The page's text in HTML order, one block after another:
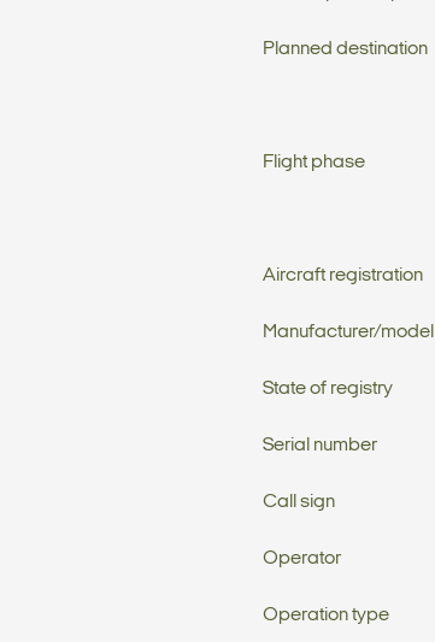
Planned destination
Flight phase
Aircraft registration
Manufacturer/model
State of registry
Serial number
Call sign
Operator
Operation type